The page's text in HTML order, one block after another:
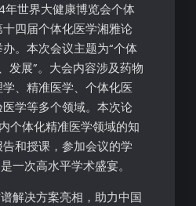
世界大健康博览会个体
四届个体化医学湘雅论
。本次会议主题为“个体
发展”。大会内容涉及药物
、精准医学、个体化医
学等多个领域。本次论
个体化精准医学领域的知
和授课，参加会议的学
一次高水平学术盛宴。
解决方案亮相，助力中国